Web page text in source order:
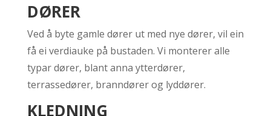
DØRER
Ved å byte gamle dører ut med nye dører, vil ein
få ei verdiauke på bustaden. Vi monterer alle
typar dører, blant anna ytterdører,
terrassedører, branndører og lyddører.
KLEDNING